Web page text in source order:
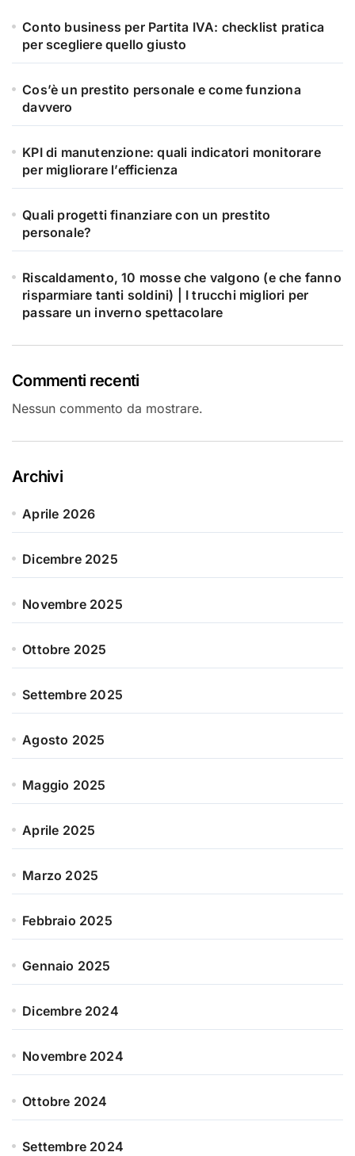
Conto business per Partita IVA: checklist pratica
per scegliere quello giusto
Cos’è un prestito personale e come funziona
davvero
KPI di manutenzione: quali indicatori monitorare
per migliorare l’efficienza
Quali progetti finanziare con un prestito
personale?
Riscaldamento, 10 mosse che valgono (e che fanno
risparmiare tanti soldini) | I trucchi migliori per
passare un inverno spettacolare
Commenti recenti
Nessun commento da mostrare.
Archivi
Aprile 2026
Dicembre 2025
Novembre 2025
Ottobre 2025
Settembre 2025
Agosto 2025
Maggio 2025
Aprile 2025
Marzo 2025
Febbraio 2025
Gennaio 2025
Dicembre 2024
Novembre 2024
Ottobre 2024
Settembre 2024